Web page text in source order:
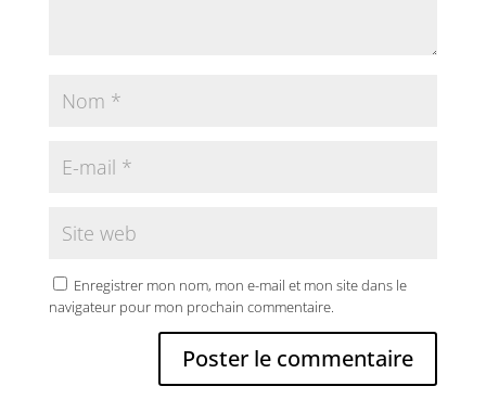
Enregistrer mon nom, mon e-mail et mon site dans le
navigateur pour mon prochain commentaire.